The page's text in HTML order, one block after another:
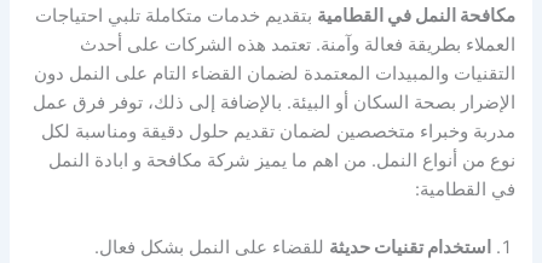
مكافحة النمل في القطامية بتقديم خدمات متكاملة تلبي احتياجات
العملاء بطريقة فعالة وآمنة. تعتمد هذه الشركات على أحدث
التقنيات والمبيدات المعتمدة لضمان القضاء التام على النمل دون
الإضرار بصحة السكان أو البيئة. بالإضافة إلى ذلك، توفر فرق عمل
مدربة وخبراء متخصصين لضمان تقديم حلول دقيقة ومناسبة لكل
نوع من أنواع النمل. من اهم ما يميز شركة مكافحة و ابادة النمل
في القطامية:
استخدام تقنيات حديثة للقضاء على النمل بشكل فعال.